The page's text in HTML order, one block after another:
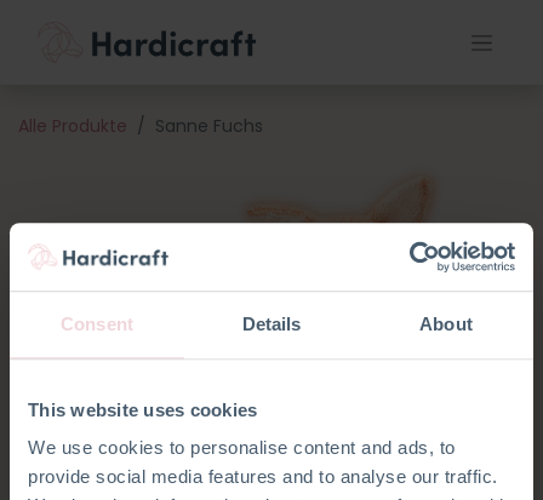
Consent Details About
This website uses cookies
We use cookies to personalise content and ads, to
provide social media features and to analyse our traffic.
Alle Produkte Sanne Fuchs